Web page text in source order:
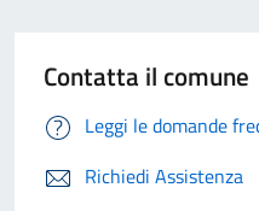
Contatta il comune
Leggi le domande
Richiedi Assistenza